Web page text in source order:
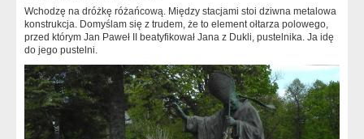
Wchodzę na dróżkę różańcową. Między stacjami stoi dziwna metalowa
konstrukcja. Domyślam się z trudem, że to element ołtarza polowego,
przed którym Jan Paweł II beatyfikował Jana z Dukli, pustelnika. Ja idę
do jego pustelni.